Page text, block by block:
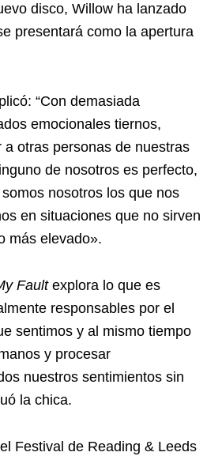
disco, Willow ha lanzado
presentará como la apertura
“Con demasiada
emocionales tiernos,
a otras personas de nuestras
de nosotros es perfecto,
nosotros los que nos
en situaciones que no sirven
más elevado».
Faultexplora lo que es
responsables por el
sentimos y al mismo tiempo
y procesar
nuestros sentimientos sin
la chica.
Festival de Reading & Leeds